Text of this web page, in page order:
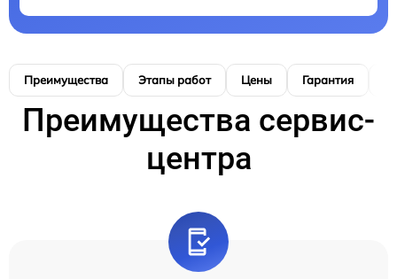
Преимущества Этапы работ Цены Гарантия
Преимущества сервис-
центра